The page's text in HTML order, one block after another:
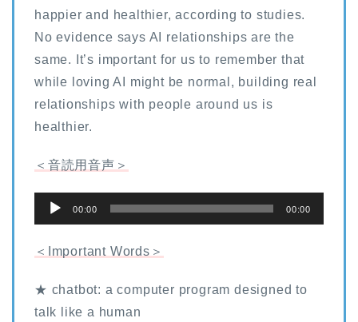
happier and healthier, according to studies.
No evidence says AI relationships are the
same. It’s important for us to remember that
while loving AI might be normal, building real
relationships with people around us is
healthier.
＜音読用音声＞
声
プ
ー
ヤ
00:00 00:00
＜Important Words＞
★ chatbot: a computer program designed to
talk like a human